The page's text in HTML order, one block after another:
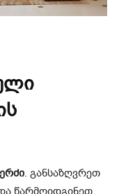
. განსაზღვრეთ
წარმოიდგინეთ